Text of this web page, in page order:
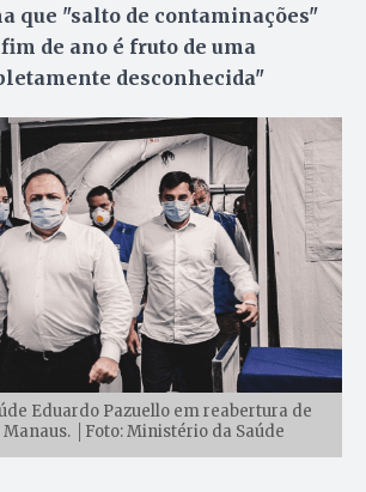
que "salto de contaminações"
de ano é fruto de uma
desconhecida"
Eduardo Pazuello em reabertura de
│Foto: Ministério da Saúde